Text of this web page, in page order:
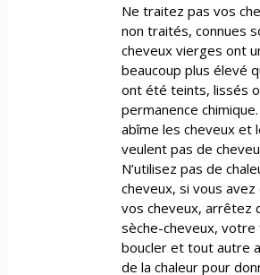
Ne traitez pas vos
non traités, connues
cheveux vierges ont
beaucoup plus élevé
ont été teints, lissés
permanence
abîme les cheveux et
veulent pas de
N’utilisez pas de
cheveux, si vous
vos cheveux, arrêtez
sèche-cheveux, votre
boucler et tout autre
de la chaleur pour